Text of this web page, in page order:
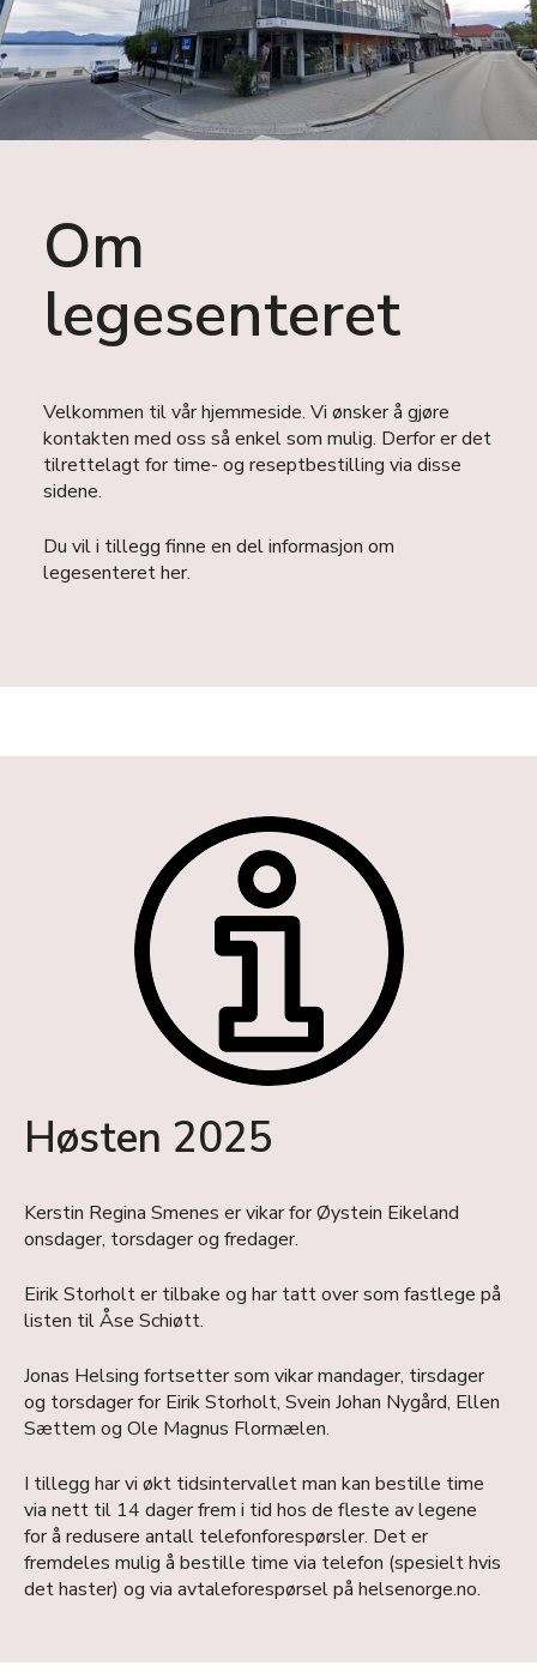
Om
legesenteret
Velkommen til vår hjemmeside. Vi ønsker å gjøre
kontakten med oss så enkel som mulig. Derfor er det
tilrettelagt for time- og reseptbestilling via disse
sidene.
Du vil i tillegg finne en del informasjon om
legesenteret her.
Høsten 2025
Kerstin Regina Smenes er vikar for Øystein Eikeland
onsdager, torsdager og fredager.
Eirik Storholt er tilbake og har tatt over som fastlege på
listen til Åse Schiøtt.
Jonas Helsing fortsetter som vikar mandager, tirsdager
og torsdager for Eirik Storholt, Svein Johan Nygård, Ellen
Sættem og Ole Magnus Flormælen.
I tillegg har vi økt tidsintervallet man kan bestille time
via nett til 14 dager frem i tid hos de fleste av legene
for å redusere antall telefonforespørsler. Det er
fremdeles mulig å bestille time via telefon (spesielt hvis
det haster) og via avtaleforespørsel på helsenorge.no.